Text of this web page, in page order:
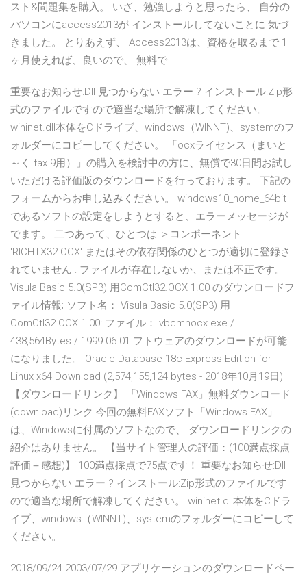
スト&問題集を購入。 いざ、勉強しようと思ったら、 自分の
パソコンにaccess2013が インストールしてないことに 気づ
きました。 とりあえず、 Access2013は、資格を取るまで 1
ヶ月使えれば、良いので、 無料で
重要なお知らせ:Dll 見つからない エラー ? インストール:Zip形
式のファイルですので適当な場所で解凍してください。
wininet.dll本体をCドライブ、windows（WINNT)、systemのフ
ォルダーにコピーしてください。 「ocxライセンス（まいと
～く fax 9用）」の購入を検討中の方に、無償で30日間お試し
いただける評価版のダウンロードを行っております。 下記の
フォームからお申し込みください。 windows10_home_64bit
であるソフトの設定をしようとすると、エラーメッセージが
でます。 二つあって、ひとつは ＞コンポーネント
'RICHTX32.OCX' またはその依存関係のひとつが適切に登録さ
れていません : ファイルが存在しないか、または不正です。
Visula Basic 5.0(SP3) 用ComCtl32.OCX 1.00 のダウンロードフ
ァイル情報; ソフト名： Visula Basic 5.0(SP3) 用
ComCtl32.OCX 1.00: ファイル： vbcmnocx.exe /
438,564Bytes / 1999.06.01 フトウェアのダウンロードが可能
になりました。 Oracle Database 18c Express Edition for
Linux x64 Download (2,574,155,124 bytes - 2018年10月19日)
【ダウンロードリンク】 「Windows FAX」無料ダウンロード
(download)リンク 今回の無料FAXソフト「Windows FAX」
は、Windowsに付属のソフトなので、 ダウンロードリンクの
紹介はありません。 【当サイト管理人の評価：(100満点採点
評価＋感想)】 100満点採点で75点です！ 重要なお知らせ:Dll
見つからない エラー ? インストール:Zip形式のファイルです
ので適当な場所で解凍してください。 wininet.dll本体をCドラ
イブ、windows（WINNT)、systemのフォルダーにコピーして
ください。
2018/09/24 2003/07/29 アプリケーションのダウンロードペー